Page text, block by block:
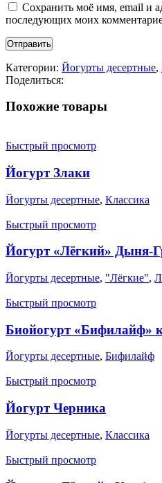
Сохранить моё имя, email и
последующих моих
Категории: Йогурты десертные,
Поделиться:
Похожие товары
Быстрый просмотр
Йогурт Злаки
Йогурты десертные, Классика
Быстрый просмотр
Йогурт «Лёгкий» Дыня-
Йогурты десертные, "Лёгкие",
Быстрый просмотр
Биойогурт «Бифилайф»
Йогурты десертные, Бифилайф
Быстрый просмотр
Йогурт Черника
Йогурты десертные, Классика
Быстрый просмотр